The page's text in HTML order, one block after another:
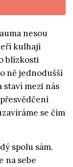
nesou
kulhají
blízkosti
ně jednodušší
staví mezi nás
se čím
spolu sám.
na sebe